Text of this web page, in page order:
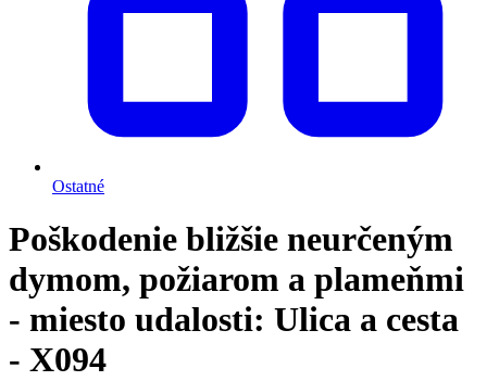
Ostatné
Poškodenie bližšie neurčeným
dymom, požiarom a plameňmi
- miesto udalosti: Ulica a cesta
- X094